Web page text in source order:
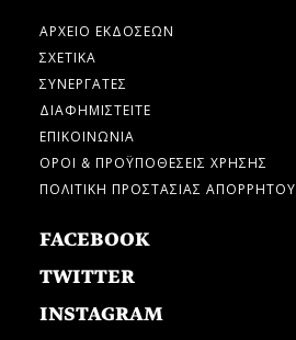
ΑΡΧΕΙΟ ΕΚΔΟΣΕΩΝ
ΣΧΕΤΙΚΑ
ΣΥΝΕΡΓΑΤΕΣ
ΔΙΑΦΗΜΙΣΤΕΙΤΕ
ΕΠΙΚΟΙΝΩΝΙΑ
ΟΡΟΙ & ΠΡΟΫΠΟΘΕΣΕΙΣ ΧΡΗΣΗΣ
ΠΟΛΙΤΙΚΗ ΠΡΟΣΤΑΣΙΑΣ ΑΠΟΡΡΗΤΟΥ
FACEBOOK
TWITTER
INSTAGRAM